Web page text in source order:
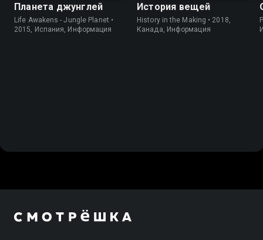
Планета джунглей
Life Awakens - Jungle Planet •
2015, Испания, Информация
История вещей
History in the Making • 2018,
Канада, Информация